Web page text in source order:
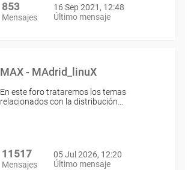
853
Mensajes
16 Sep 2021, 12:48
Último mensaje
MAX - MAdrid_linuX
En este foro trataremos los temas
relacionados con la distribución…
11517
Mensajes
05 Jul 2026, 12:20
Último mensaje